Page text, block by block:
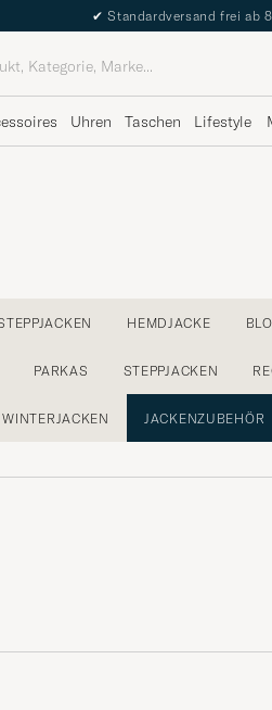
✔ Standardversand frei ab
Uhren Taschen Lifestyle
HEMDJACKE
PARKAS STEPPJACKEN
WINTERJACKEN JACKENZUBEHÖR